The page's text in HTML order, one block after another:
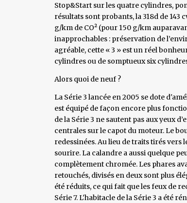
Stop&Start sur les quatre cylindres,
résultats sont probants, la 318d de 143
g/km de CO² (pour 150 g/km
inapprochables : préservation de
agréable, cette « 3 » est un réel
cylindres ou de somptueux six
Alors quoi de neuf ?
La Série 3 lancée en 2005 se dote
est équipé de façon encore plus
de la Série 3 ne sautent pas aux yeux
centrales sur le capot du moteur. Le
redessinées. Au lieu de traits tirés
sourire. La calandre a aussi quelque
complètement chromée. Les phares
retouchés, divisés en deux sont plus
été réduits, ce qui fait que les feux de
Série 7. L'habitacle de la Série 3 a été